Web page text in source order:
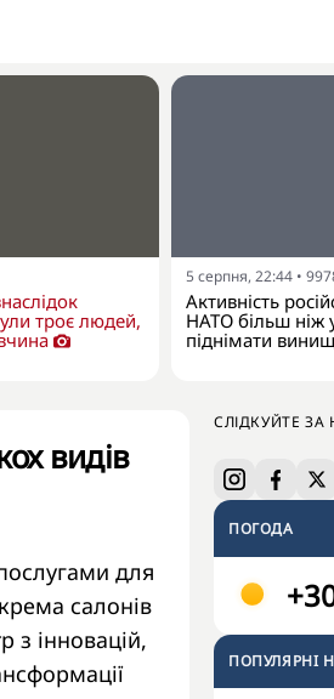
троє людей,
5 серпня, 22:44 •
Активність
НАТО більш ніж
піднімати
СЛІДКУЙТЕ ЗА
ПОГОДА
ПОПУЛЯРНI
видів
для
салонів
з інновацій,